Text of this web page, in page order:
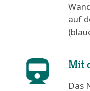
auf
Mit
Das